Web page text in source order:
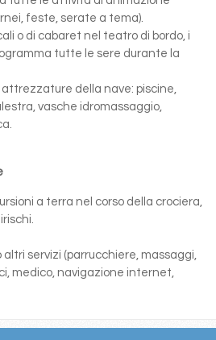
feste, serate a tema).
o di cabaret nel teatro di bordo, i
tutte le sere durante la
della nave: piscine,
vasche idromassaggio,
a terra nel corso della crociera,
altri servizi (parrucchiere, massaggi,
medico, navigazione internet,